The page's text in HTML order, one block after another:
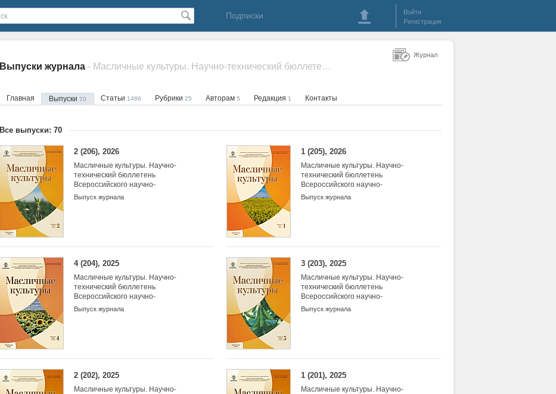
Подписки
Войти
Регистрация
Выпуски журнала - Масличные культуры. Научно-технический бюллетень Всероссийского научно-исследовательского института масличных культур
Главная Выпуски 70 Статьи 1486 Рубрики 25 Авторам 5 Редакция 1 Контакты
Все выпуски: 70
2 (206), 2026
Масличные культуры. Научно-
технический бюллетень
Всероссийского научно-
исследовательского института
Выпуск журнала
1 (205), 2026
Масличные культуры. Научно-
технический бюллетень
Всероссийского научно-
исследовательского института
Выпуск журнала
4 (204), 2025
Масличные культуры. Научно-
технический бюллетень
Всероссийского научно-
исследовательского института
Выпуск журнала
3 (203), 2025
Масличные культуры. Научно-
технический бюллетень
Всероссийского научно-
исследовательского института
Выпуск журнала
2 (202), 2025
Масличные культуры. Научно-
1 (201), 2025
Масличные культуры. Научно-
Журнал